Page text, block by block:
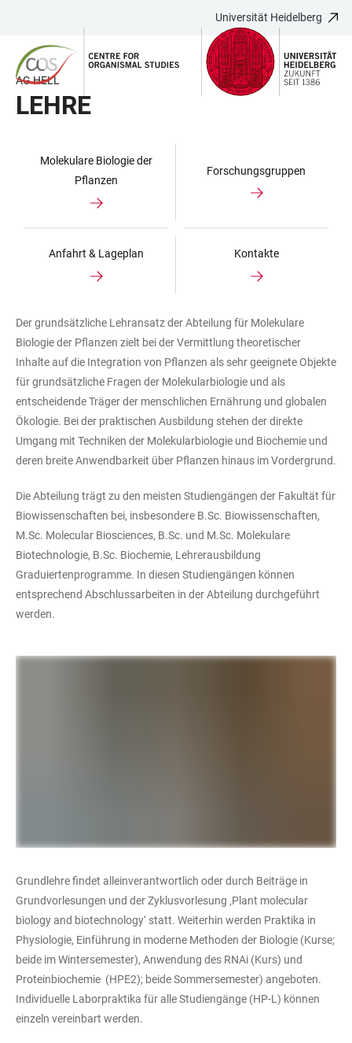
LINKS
ZUR
BARRIEREFREIHEIT
HAUPTINHALT
ÖFFNEN
ÖFFNEN
Universität Heidelberg
AG HELL
LEHRE
Molekulare Biologie der
Pflanzen
Forschungsgruppen
Anfahrt & Lageplan Kontakte
Der grundsätzliche Lehransatz der Abteilung für Molekulare
Biologie der Pflanzen zielt bei der Vermittlung theoretischer
Inhalte auf die Integration von Pflanzen als sehr geeignete Objekte
für grundsätzliche Fragen der Molekularbiologie und als
entscheidende Träger der menschlichen Ernährung und globalen
Ökologie. Bei der praktischen Ausbildung stehen der direkte
Umgang mit Techniken der Molekularbiologie und Biochemie und
deren breite Anwendbarkeit über Pflanzen hinaus im Vordergrund.
Die Abteilung trägt zu den meisten Studiengängen der Fakultät für
Biowissenschaften bei, insbesondere B.Sc. Biowissenschaften,
M.Sc. Molecular Biosciences, B.Sc. und M.Sc. Molekulare
Biotechnologie, B.Sc. Biochemie, Lehrerausbildung
Graduiertenprogramme. In diesen Studiengängen können
entsprechend Abschlussarbeiten in der Abteilung durchgeführt
werden.
Grundlehre findet alleinverantwortlich oder durch Beiträge in
Grundvorlesungen und der Zyklusvorlesung ‚Plant molecular
biology and biotechnology‘ statt. Weiterhin werden Praktika in
Physiologie, Einführung in moderne Methoden der Biologie (Kurse;
beide im Wintersemester), Anwendung des RNAi (Kurs) und
Proteinbiochemie (HPE2); beide Sommersemester) angeboten.
Individuelle Laborpraktika für alle Studiengänge (HP-L) können
einzeln vereinbart werden.